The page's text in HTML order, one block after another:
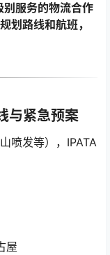
别服务的物流合作
划路线和航班，
与紧急预案
喷发等），IPATA
屋